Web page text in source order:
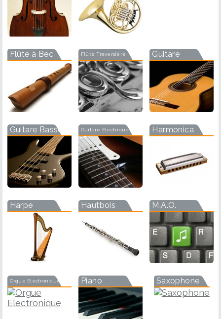
Flûte à Bec Flûte Traversière Guitare
Guitare Basse Guitare Electrique Harmonica
Harpe Hautbois M.A.O.
Orgue Electronique Piano Saxophone